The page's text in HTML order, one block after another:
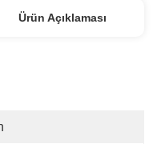
Ürün Açıklaması